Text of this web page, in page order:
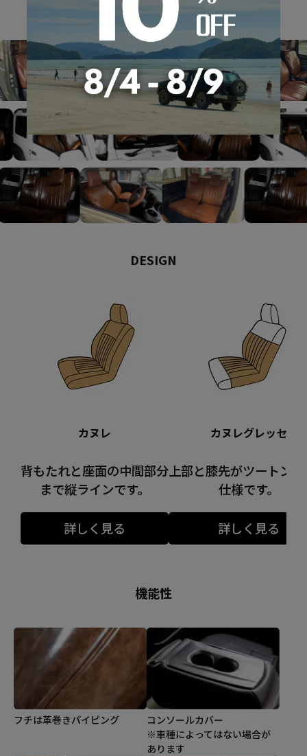
DESIGN
カヌレ
背もたれと座面の中間部分
まで縦ラインです。
詳しく見る
カヌレグレッセ
上部と膝先がツートン
仕様です。
詳しく見る
機能性
フチは革巻きパイピング
コンソールカバー
※車種によってはない場合が
あります